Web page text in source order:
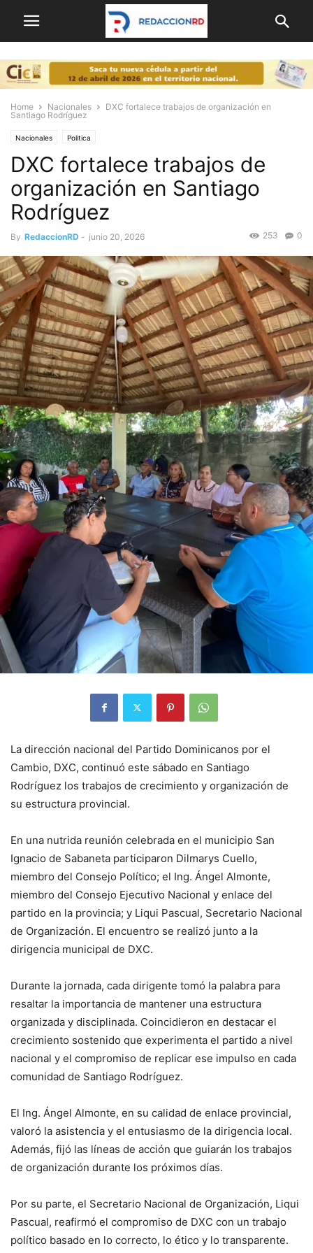
Home Nacionales
DXC fortalece trabajos de organización en
Santiago Rodríguez
Nacionales Politica
DXC fortalece trabajos de
organización en Santiago
Rodríguez
By RedaccionRD - junio 20, 2026 0
253
La dirección nacional del Partido Dominicanos por el
Cambio, DXC, continuó este sábado en Santiago
Rodríguez los trabajos de crecimiento y organización de
su estructura provincial.
En una nutrida reunión celebrada en el municipio San
Ignacio de Sabaneta participaron Dilmarys Cuello,
miembro del Consejo Político; el Ing. Ángel Almonte,
miembro del Consejo Ejecutivo Nacional y enlace del
partido en la provincia; y Liqui Pascual, Secretario Nacional
de Organización. El encuentro se realizó junto a la
dirigencia municipal de DXC.
Durante la jornada, cada dirigente tomó la palabra para
resaltar la importancia de mantener una estructura
organizada y disciplinada. Coincidieron en destacar el
crecimiento sostenido que experimenta el partido a nivel
nacional y el compromiso de replicar ese impulso en cada
comunidad de Santiago Rodríguez.
El Ing. Ángel Almonte, en su calidad de enlace provincial,
valoró la asistencia y el entusiasmo de la dirigencia local.
Además, fijó las líneas de acción que guiarán los trabajos
de organización durante los próximos días.
Por su parte, el Secretario Nacional de Organización, Liqui
Pascual, reafirmó el compromiso de DXC con un trabajo
político basado en lo correcto, lo ético y lo transparente.